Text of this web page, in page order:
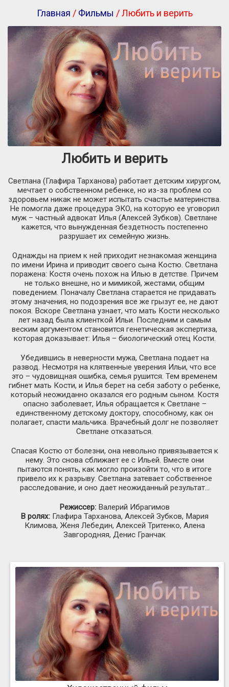
Главная / Фильмы / Любить и верить
Любить и верить
Светлана (Глафира Тарханова) работает детским хирургом,
мечтает о собственном ребенке, но из-за проблем со
здоровьем никак не может испытать счастье материнства.
Не помогла даже процедура ЭКО, на которую ее уговорил
муж – частный адвокат Илья (Алексей Зубков). Светлане
кажется, что вынужденная бездетность постепенно
разрушает их семейную жизнь.
Однажды на прием к ней приходит незнакомая женщина
по имени Ирина и приводит своего сына Костю. Светлана
поражена: Костя очень похож на Илью в детстве. Причем
не только внешне, но и мимикой, жестами, общим
поведением. Поначалу Светлана старается не придавать
этому значения, но подозрения все же грызут ее, не дают
покоя. Вскоре Светлана узнает, что мать Кости несколько
лет назад была клиенткой Ильи. Последним и самым
веским аргументом становится генетическая экспертиза,
которая доказывает: Илья – биологический отец Кости.
Убедившись в неверности мужа, Светлана подает на
развод. Несмотря на клятвенные уверения Ильи, что все
это – чудовищная ошибка, семья рушится. Тем временем
гибнет мать Кости, и Илья берет на себя заботу о ребенке,
который неожиданно оказался его родным сыном. Костя
опасно заболевает, Илья обращается к Светлане –
единственному детскому доктору, способному, как он
полагает, спасти мальчика. Врачебный долг не позволяет
Светлане отказаться.
Спасая Костю от болезни, она невольно привязывается к
нему. Это снова сближает ее с Ильей. Вместе они
пытаются понять, как могло произойти то, что в итоге
привело их к разрыву. Светлана затевает собственное
расследование, и оно дает неожиданный результат…
Режиссер: Валерий Ибрагимов
В ролях: Глафира Тарханова, Алексей Зубков, Мария
Климова, Женя Лебедин, Алексей Тритенко, Алена
Завгородняя, Денис Гранчак